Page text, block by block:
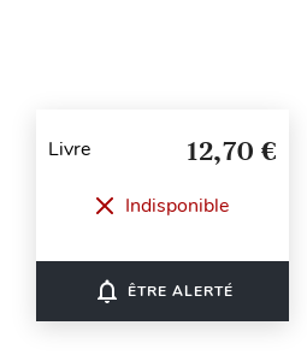
Livre 12,70 €
Indisponible
notifications_none ÊTRE ALERTÉ